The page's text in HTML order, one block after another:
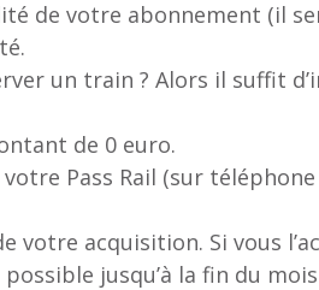
de votre abonnement (il
un train ? Alors il suffit
de 0 euro.
Pass Rail (sur
acquisition. Si vous
jusqu’à la fin du mois